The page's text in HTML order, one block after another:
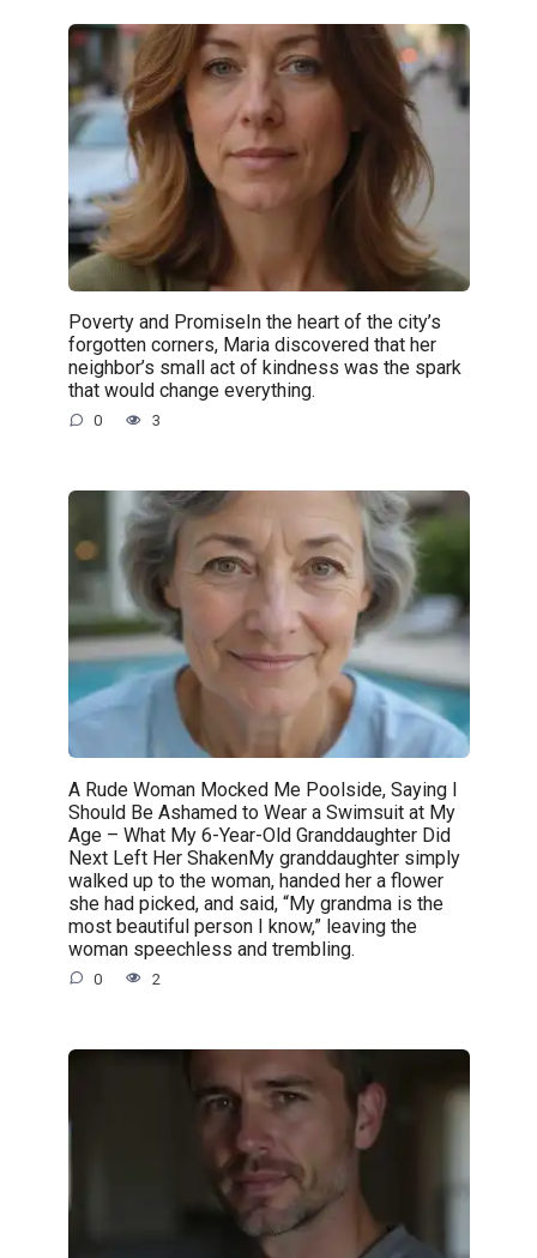
Poverty and PromiseIn the heart of the city’s
forgotten corners, Maria discovered that her
neighbor’s small act of kindness was the spark
that would change everything.
0 3
A Rude Woman Mocked Me Poolside, Saying I
Should Be Ashamed to Wear a Swimsuit at My
Age – What My 6-Year-Old Granddaughter Did
Next Left Her ShakenMy granddaughter simply
walked up to the woman, handed her a flower
she had picked, and said, “My grandma is the
most beautiful person I know,” leaving the
woman speechless and trembling.
0 2